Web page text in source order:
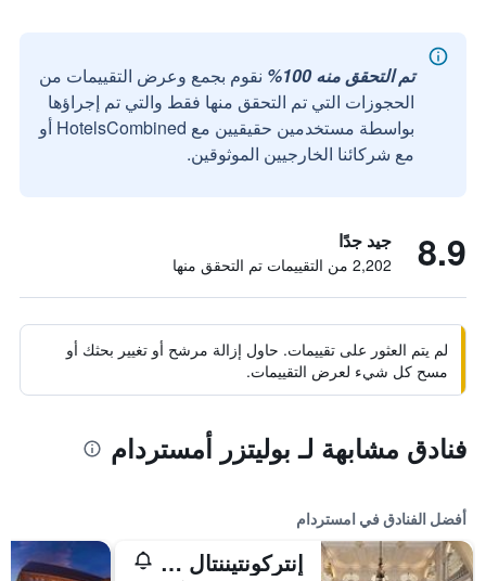
تم التحقق منه 100%
نقوم بجمع وعرض التقييمات من
الحجوزات التي تم التحقق منها فقط والتي تم إجراؤها
بواسطة مستخدمين حقيقيين مع HotelsCombined أو
مع شركائنا الخارجيين الموثوقين.
8.9 جيد جدًا
2,202 من التقييمات تم التحقق منها
لم يتم العثور على تقييمات. حاول إزالة مرشح أو تغيير بحثك أو
مسح كل شيء لعرض التقييمات.
فنادق مشابهة لـ بوليتزر أمستردام
أفضل الفنادق في امستردام
إنتركونتيننتال أمستل أمستردام